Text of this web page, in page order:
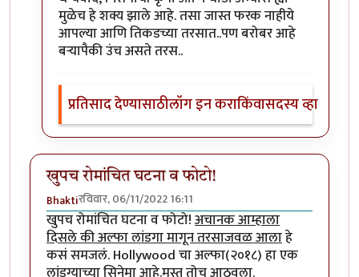
मुळेच हे शक्य झाले आहे. तसा जास्त फरक नाहीये
आपल्या आणि तिकडच्या तरसात..पण बरोबर आहे
बऱ्यापैकी उंच असते तरस..
प्रतिसाद देण्यासाठीलॉग इन कराकिंवासदस्य व्हा
खुपच रोमांचित घटना व फोटो!
Bhaktiरविवार, 06/11/2022 16:11
खुपच रोमांचित घटना व फोटो!अचानक आम्हाला
दिसले की अल्फा लांडगा मागून तरसाजवळ आलाहे
कसं समजलं. Hollywood चा अल्फा(२०१८) हा एक